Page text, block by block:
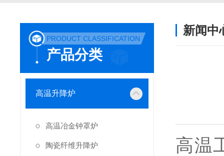
PRODUCT CLASSIFICATION
产品分类
高温升降炉
高温冶金钟罩炉
陶瓷纤维升降炉
新闻中
高温